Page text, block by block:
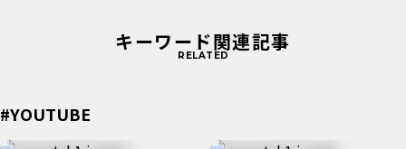
キーワード関連記事
RELATED
#YOUTUBE